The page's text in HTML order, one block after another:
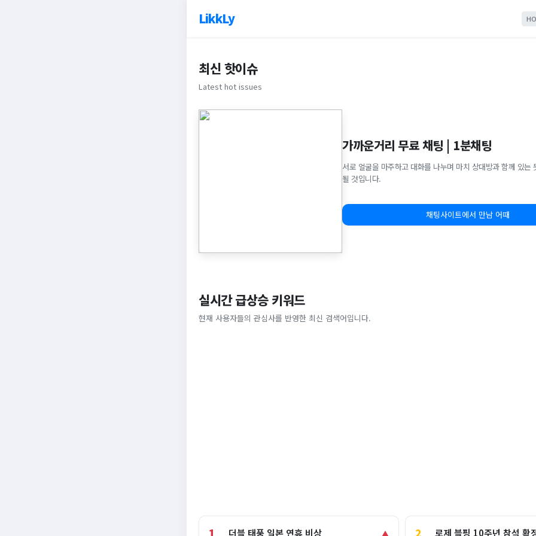
LikkLy
최신 핫이슈
Latest hot issues
가까운거리 무료 채팅 | 1분채팅
서로 얼굴을 마주하고 대화를 나누며 마치 상대방과 함께 있는
될 것입니다.
채팅사이트에서 만남 어때
실시간 급상승 키워드
현재 사용자들의 관심사를 반영한 최신 검색어입니다.
더블 태풍 일본 연휴 비상 ▲ 2 로제 블핑 10주년 참석 확